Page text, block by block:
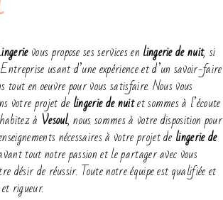
vous propose ses services enlingerie de nuit, si
usant d’une expérience et d’un savoir-faire
tout en oeuvre pour vous satisfaire. Nous vous
votre projet delingerie de nuitet sommes à l’écoute
à Vesoul, nous sommes à votre disposition pour
nécessaires à votre projet delingerie de
tout notre passion et le partager avec vous
désir de réussir. Toute notre équipe est qualifiée et
rigueur.